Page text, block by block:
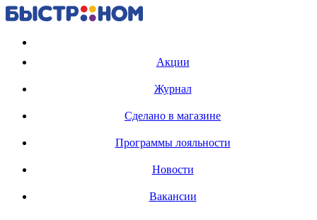
Акции
Журнал
Сделано в магазине
Программы лояльности
Новости
Вакансии